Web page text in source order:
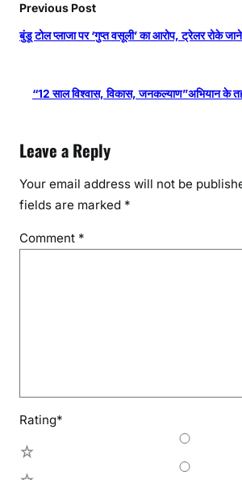
Previous Post
बुंडू टोल प्लाजा पर ‘गुप्त वसूली’ का आरोप, ट्रेलर रोके
“12 साल विश्वास, विकास, जनकल्याण”अभियान के
Leave a Reply
Your email address will not be
fields are marked *
Comment *
Rating*